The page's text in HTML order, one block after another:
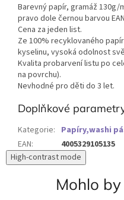
Barevný papír, gramáž
pravo dole černou barvou
Cena za jeden list.
Ze 100% recyklovaného
kyselinu, vysoká odolnost
Kvalita probarvení listu po
na povrchu).
Nevhodné pro děti do 3 let.
Doplňkové
Kategorie: Papíry,washi
EAN:
4005329105135
High-contrast mode
Mohlo